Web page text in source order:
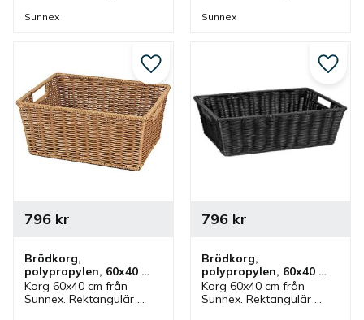
brunt. En korg som ingår
Sunnex
svart. En korg som ingår i
Sunnex
Brödkorg,
polypropylen, 60x40
cm, brun
Korg 60x40 cm från
Sunnex. Rektangulär
796kr
Lägg till i favoriter
Brödkorg,
polypropylen, 60x40
cm, svart
Korg 60x40 cm från
Sunnex. Rektangulär
796kr
Lägg